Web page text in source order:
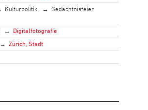
Kulturpolitik
Gedächtnisfeier
Digitalfotografie
Zürich, Stadt